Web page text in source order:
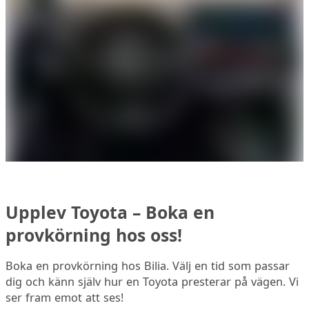
Upplev Toyota – Boka en
provkörning hos oss!
Boka en provkörning hos Bilia. Välj en tid som passar
dig och känn själv hur en Toyota presterar på vägen. Vi
ser fram emot att ses!